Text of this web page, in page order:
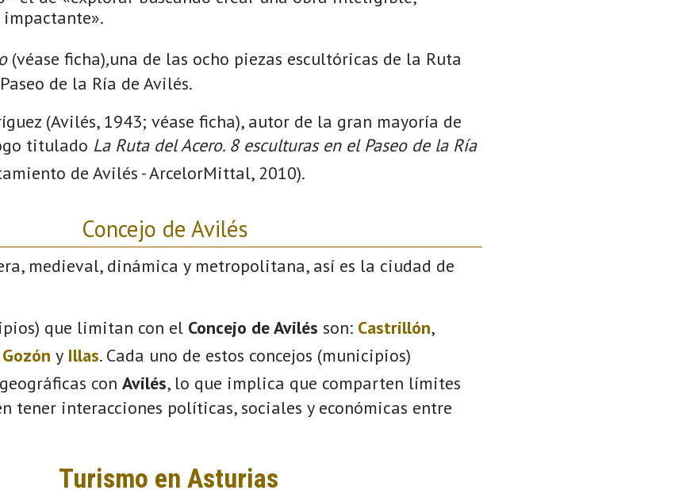
(véase ficha),una de las ocho piezas escultóricas de la Ruta
de la Ría de Avilés.
(Avilés, 1943; véase ficha), autor de la gran mayoría de
titulado La Ruta del Acero. 8 esculturas en el Paseo de la Ría
de Avilés - ArcelorMittal, 2010).
Concejo de Avilés
medieval, dinámica y metropolitana, así es la ciudad de
que limitan con el Concejo de Avilés son: Castrillón,
Gozón y Illas. Cada uno de estos concejos (municipios)
con Avilés, lo que implica que comparten límites
tener interacciones políticas, sociales y económicas entre